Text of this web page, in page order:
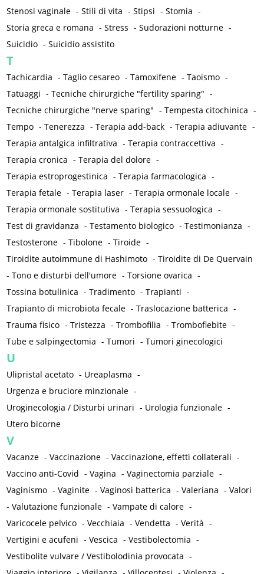
Stenosi vaginale -Stili di vita -Stipsi -Stomia -
Storia greca e romana -Stress -Sudorazioni notturne -
Suicidio -Suicidio assistito
T
Tachicardia -Taglio cesareo -Tamoxifene -Taoismo -
Tatuaggi -Tecniche chirurgiche "fertility sparing" -
Tecniche chirurgiche "nerve sparing" -Tempesta citochinica -
Tempo -Tenerezza -Terapia add-back -Terapia adiuvante -
Terapia antalgica infiltrativa -Terapia contraccettiva -
Terapia cronica -Terapia del dolore -
Terapia estroprogestinica -Terapia farmacologica -
Terapia fetale -Terapia laser -Terapia ormonale locale -
Terapia ormonale sostitutiva -Terapia sessuologica -
Test di gravidanza -Testamento biologico -Testimonianza -
Testosterone -Tibolone -Tiroide -
Tiroidite autoimmune di Hashimoto -Tiroidite di De Quervain
-Tono e disturbi dell'umore -Torsione ovarica -
Tossina botulinica -Tradimento -Trapianti -
Trapianto di microbiota fecale -Traslocazione batterica -
Trauma fisico -Tristezza -Trombofilia -Tromboflebite -
Tube e salpingectomia -Tumori -Tumori ginecologici
U
Ulipristal acetato - Ureaplasma -
Urgenza e bruciore minzionale -
Uroginecologia / Disturbi urinari - Urologia funzionale -
Utero bicorne
V
Vacanze -Vaccinazione -Vaccinazione, effetti collaterali -
Vaccino anti-Covid -Vagina -Vaginectomia parziale -
Vaginismo -Vaginite -Vaginosi batterica -Valeriana -Valori
-Valutazione funzionale -Vampate di calore -
Varicocele pelvico -Vecchiaia -Vendetta -Verità -
Vertigini e acufeni -Vescica -Vestibolectomia -
Vestibolite vulvare / Vestibolodinia provocata -